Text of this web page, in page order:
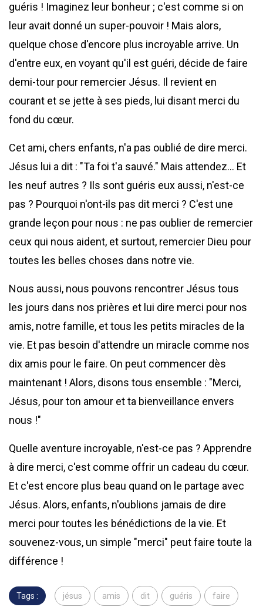
guéris ! Imaginez leur bonheur ; c'est comme si on
leur avait donné un super-pouvoir ! Mais alors,
quelque chose d'encore plus incroyable arrive. Un
d'entre eux, en voyant qu'il est guéri, décide de faire
demi-tour pour remercier Jésus. Il revient en
courant et se jette à ses pieds, lui disant merci du
fond du cœur.
Cet ami, chers enfants, n'a pas oublié de dire merci.
Jésus lui a dit : "Ta foi t'a sauvé." Mais attendez… Et
les neuf autres ? Ils sont guéris eux aussi, n'est-ce
pas ? Pourquoi n'ont-ils pas dit merci ? C'est une
grande leçon pour nous : ne pas oublier de remercier
ceux qui nous aident, et surtout, remercier Dieu pour
toutes les belles choses dans notre vie.
Nous aussi, nous pouvons rencontrer Jésus tous
les jours dans nos prières et lui dire merci pour nos
amis, notre famille, et tous les petits miracles de la
vie. Et pas besoin d'attendre un miracle comme nos
dix amis pour le faire. On peut commencer dès
maintenant ! Alors, disons tous ensemble : "Merci,
Jésus, pour ton amour et ta bienveillance envers
nous !"
Quelle aventure incroyable, n'est-ce pas ? Apprendre
à dire merci, c'est comme offrir un cadeau du cœur.
Et c'est encore plus beau quand on le partage avec
Jésus. Alors, enfants, n'oublions jamais de dire
merci pour toutes les bénédictions de la vie. Et
souvenez-vous, un simple "merci" peut faire toute la
différence !
Tags : jésus amis dit guéris faire